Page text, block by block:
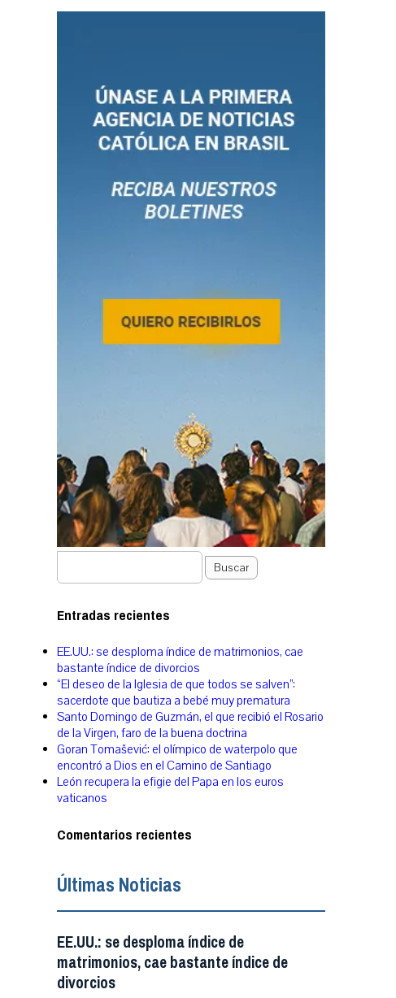
Buscar
Entradas recientes
EE.UU.: se desploma índice de matrimonios, cae
bastante índice de divorcios
“El deseo de la Iglesia de que todos se salven”:
sacerdote que bautiza a bebé muy prematura
Santo Domingo de Guzmán, el que recibió el Rosario
de la Virgen, faro de la buena doctrina
Goran Tomašević: el olímpico de waterpolo que
encontró a Dios en el Camino de Santiago
León recupera la efigie del Papa en los euros
vaticanos
Comentarios recientes
Últimas Noticias
EE.UU.: se desploma índice de
matrimonios, cae bastante índice de
divorcios